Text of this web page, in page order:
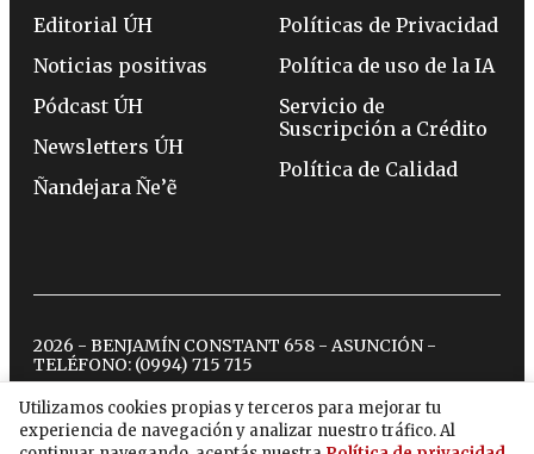
Utilizamos cookies propias y terceros para mejorar tu
experiencia de navegación y analizar nuestro tráfico. Al
Editorial ÚH
Noticias positivas
Pódcast ÚH
Newsletters ÚH
Ñandejara Ñe’ẽ
Políticas de Privacidad
Política de uso de la IA
Servicio de
Suscripción a Crédito
Política de Calidad
2026 - BENJAMÍN CONSTANT 658 - ASUNCIÓN -
TELÉFONO: (0994) 715 715
twitterinstagram
facebook
tiktokyoutubespotify